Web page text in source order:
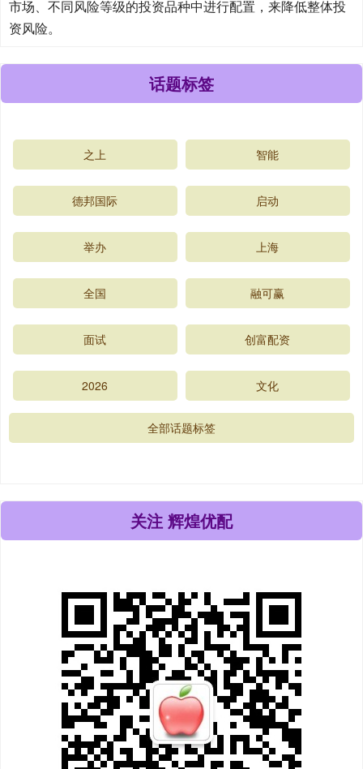
市场、不同风险等级的投资品种中进行配置，来降低整体投
资风险。
话题标签
之上 智能
德邦国际 启动
举办 上海
全国 融可赢
面试 创富配资
2026 文化
全部话题标签
关注 辉煌优配